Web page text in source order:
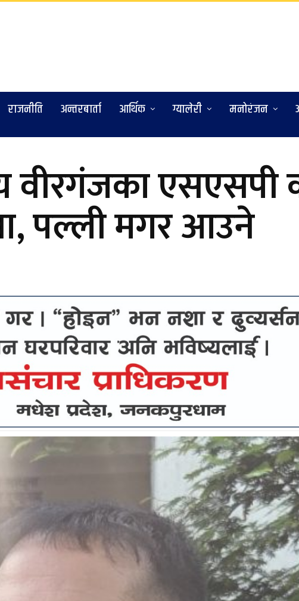
राजनीति अन्तरबार्ता आर्थिक ग्यालेरी मनोरंजन
वीरगंजका एसएसपी
पल्ली मगर आउने